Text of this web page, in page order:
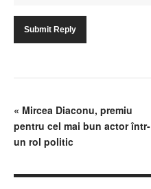
« Mircea Diaconu, premiu
pentru cel mai bun actor într-
un rol politic